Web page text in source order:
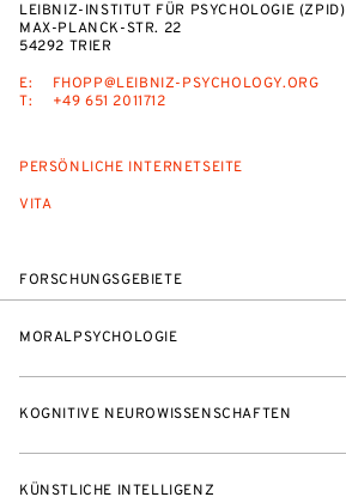
LEIBNIZ-INSTITUT FÜR PSYCHOLOGIE (ZPID)
MAX-PLANCK-STR. 22
54292 TRIER
E:
FHOPP@LEIBNIZ-PSYCHOLOGY.ORG
T:
+49 651 2011712
PERSÖNLICHE INTERNETSEITE
VITA
FORSCHUNGSGEBIETE
MORALPSYCHOLOGIE
KOGNITIVE NEUROWISSENSCHAFTEN
KÜNSTLICHE INTELLIGENZ